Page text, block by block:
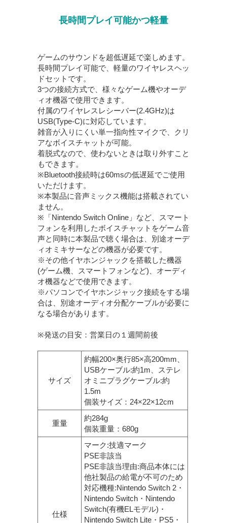
長時間プレイ可能かつ軽量
ゲームのサウンドを超低遅延で楽しめます。
長時間プレイ可能で、軽量のワイヤレスヘッ
ドセットです。
3つの接続方式で、様々なゲーム機やオーデ
ィオ機器で使用できます。
付属のワイヤレスレシーバー(2.4GHz)は
USB(Type-C)に対応しています。
雑音が入りにくい単一指向性マイクで、クリ
アなボイスチャットが可能。
着脱式なので、使わないときは取り外すこと
もできます。
※Bluetooth接続時は60msの低遅延でご使用
いただけます。
※本製品に音声ミックス機能は搭載されてい
ません。
※「Nintendo Switch Online」など、スマート
フォンを利用したボイスチャットをゲーム音
声と同時に本製品で聴く場合は、別途オーデ
ィオミキサーなどの機器が必要です。
※その他イヤホンジャックを搭載した機器
(ゲーム機、スマートフォンなど)、オーディ
オ機器などで使用できます。
※パソコンでイヤホンジャック接続をする場
合は、別途オーディオ分配ケーブルが必要に
なる場合があります。
※発送の目安：営業日の１週間前後
サイズ
約幅200×奥行85×高200mm、
USBケーブル:約1m、ステレ
オミニプラグケーブル:約
1.5m
個装サイズ：24×22×12cm
重量
約284g
個装重量：680g
仕様
マーク:技適マーク
PSE非該当
PSE非該当理由:商品本体には
他社製品の給電が不可のため
対応機種:Nintendo Switch 2・
Nintendo Switch・Nintendo
Switch(有機ELモデル)・
Nintendo Switch Lite・PS5・